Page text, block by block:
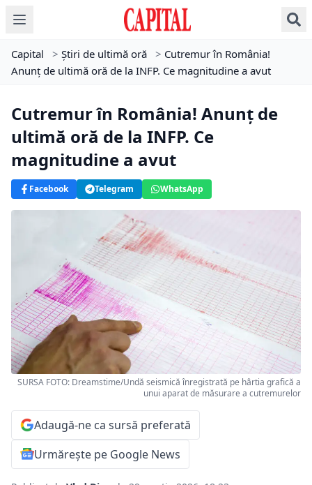
Capital > Știri de ultimă oră > Cutremur în România!
Anunț de ultimă oră de la INFP. Ce magnitudine a avut
Cutremur în România! Anunț de
ultimă oră de la INFP. Ce
magnitudine a avut
Facebook Telegram WhatsApp
SURSA FOTO: Dreamstime/Undă seismică înregistrată pe hârtia grafică a
unui aparat de măsurare a cutremurelor
Adaugă-ne ca sursă preferată
Urmărește pe Google News